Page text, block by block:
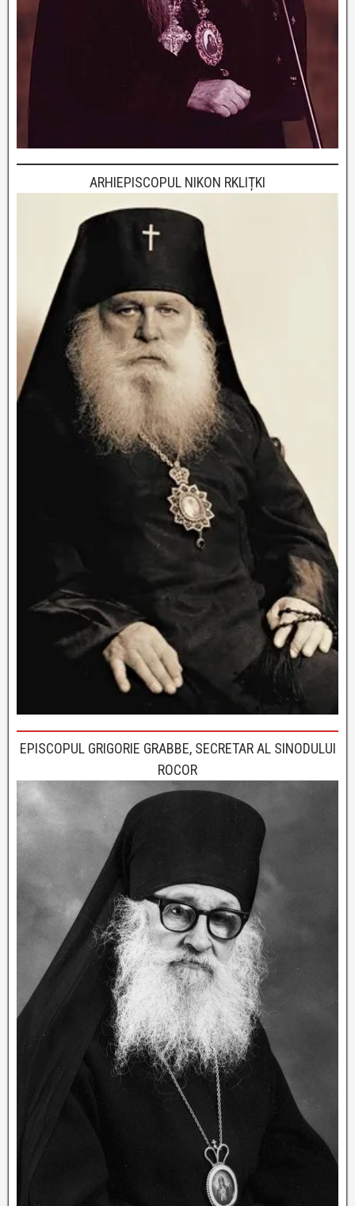
ARHIEPISCOPUL NIKON RKLIȚKI
EPISCOPUL GRIGORIE GRABBE, SECRETAR AL SINODULUI
ROCOR